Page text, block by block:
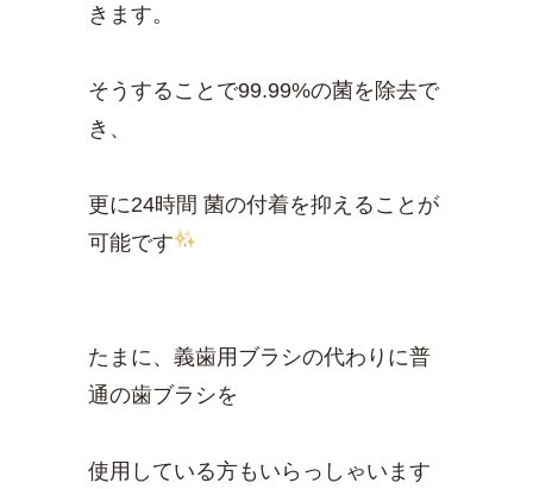
きます。
そうすることで99.99%の菌を除去で
き、
更に24時間 菌の付着を抑えることが
可能です
たまに、義歯用ブラシの代わりに普
通の歯ブラシを
使用している方もいらっしゃいます